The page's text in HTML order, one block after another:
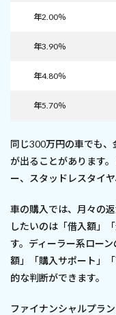
年2.00％
年3.90％
年4.80％
年5.70％
同じ300万円の車でも
が出ることがあります
ー、スタッドレスタイ
車の購入では、月々の
したいのは「借入額」
す。ディーラー系ロー
額」「購入サポート」
的な判断ができます。
ファイナンシャルプラ